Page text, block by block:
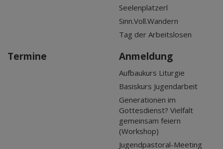
Seelenplatzerl
Sinn.Voll.Wandern
Tag der Arbeitslosen
Termine Anmeldung
Aufbaukurs Liturgie
Basiskurs Jugendarbeit
Generationen im
Gottesdienst? Vielfalt
gemeinsam feiern
(Workshop)
Jugendpastoral-Meeting